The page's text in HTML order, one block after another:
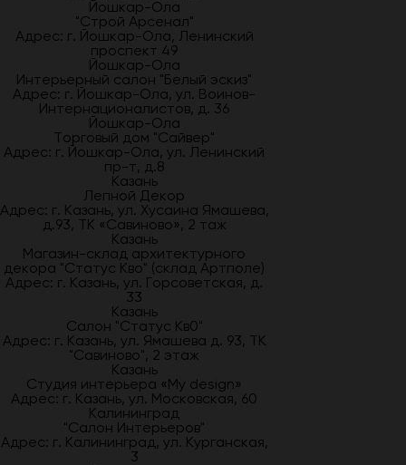
Йошкар-Ола
"Строй Арсенал"
Адрес: г. Йошкар-Ола, Ленинский
проспект 49
Йошкар-Ола
Интерьерный салон "Белый эскиз"
Адрес: г. Йошкар-Ола, ул. Воинов-
Интернационалистов, д. 36
Йошкар-Ола
Торговый дом "Сайвер"
Адрес: г. Йошкар-Ола, ул. Ленинский
пр-т, д.8
Казань
Лепной Декор
Адрес: г. Казань, ул. Хусаина Ямашева,
д.93, ТК «Савиново», 2 таж
Казань
Магазин-склад архитектурного
декора "Статус Кво" (склад Артполе)
Адрес: г. Казань, ул. Горсоветская, д.
33
Казань
Салон "Статус Кв0"
Адрес: г. Казань, ул. Ямашева д. 93, ТК
"Савиново", 2 этаж
Казань
Студия интерьера «My design»
Адрес: г. Казань, ул. Московская, 60
Калининград
"Салон Интерьеров"
Адрес: г. Калининград, ул. Курганская,
3